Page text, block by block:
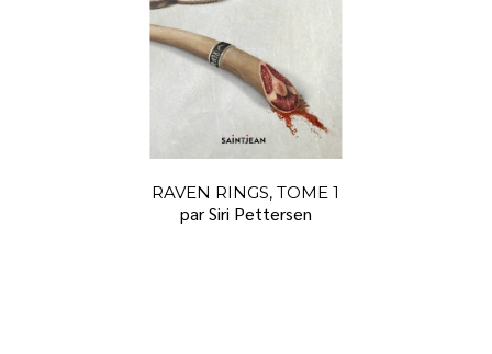
RAVEN RINGS, TOME 1
par Siri Pettersen